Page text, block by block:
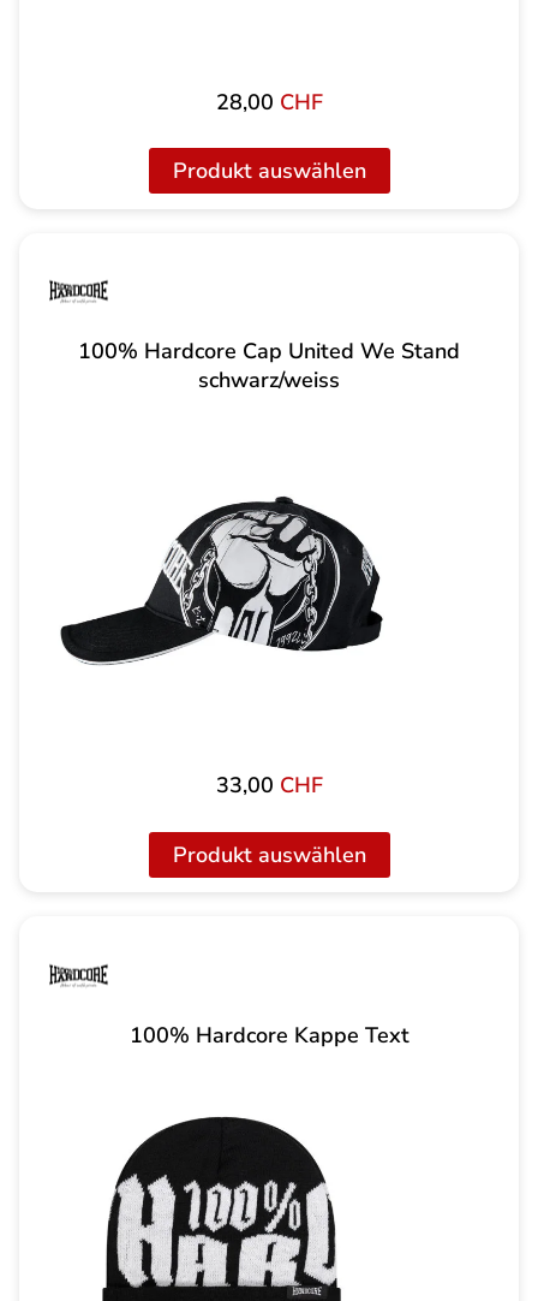
28,00 CHF
Produkt auswählen
100% Hardcore Cap United We Stand
schwarz/weiss
33,00 CHF
Produkt auswählen
100% Hardcore Kappe Text